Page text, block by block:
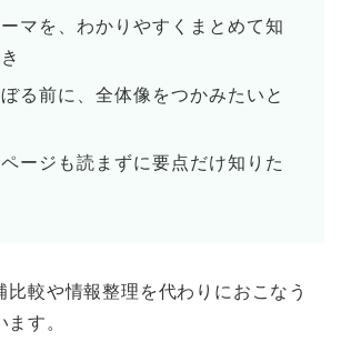
マを、わかりやすくまとめて知
る前に、全体像をつかみたいと
ージも読まずに要点だけ知りた
比較や情報整理を代わりにおこなう
す。